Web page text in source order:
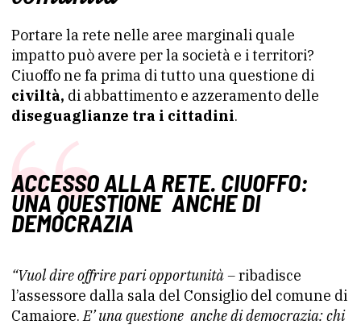
Portare la rete nelle aree marginali quale
impatto può avere per la società e i territori?
Ciuoffo ne fa prima di tutto una questione di
civiltà, di abbattimento e azzeramento delle
diseguaglianze tra i cittadini.
ACCESSO ALLA RETE. CIUOFFO:
UNA QUESTIONE ANCHE DI
DEMOCRAZIA
“Vuoldire offrire pari opportunità –ribadisce
l’assessore dalla sala del Consiglio del comune di
Camaiore. E’ una questione anche di democrazia: chi